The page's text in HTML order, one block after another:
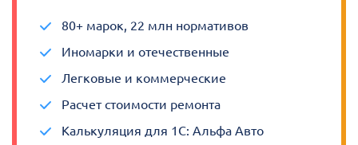
80+ марок, 22 млн нормативов
Иномарки и отечественные
Легковые и коммерческие
Расчет стоимости ремонта
Калькуляция для 1С: Альфа Авто